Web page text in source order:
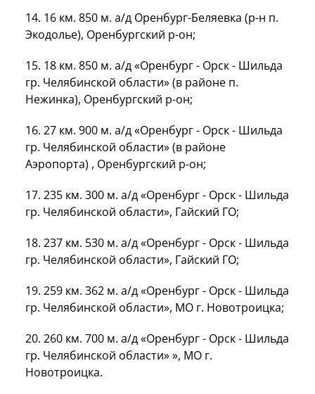
14. 16 км. 850 м. а/д Оренбург-Беляевка (р-н п.
Экодолье), Оренбургский р-он;
15. 18 км. 850 м. а/д «Оренбург - Орск - Шильда
гр. Челябинской области» (в районе п.
Нежинка), Оренбургский р-он;
16. 27 км. 900 м. а/д «Оренбург - Орск - Шильда
гр. Челябинской области» (в районе
Аэропорта) , Оренбургский р-он;
17. 235 км. 300 м. а/д «Оренбург - Орск - Шильда
гр. Челябинской области», Гайский ГО;
18. 237 км. 530 м. а/д «Оренбург - Орск - Шильда
гр. Челябинской области», Гайский ГО;
19. 259 км. 362 м. а/д «Оренбург - Орск - Шильда
гр. Челябинской области», МО г. Новотроицка;
20. 260 км. 700 м. а/д «Оренбург - Орск - Шильда
гр. Челябинской области» », МО г.
Новотроицка.